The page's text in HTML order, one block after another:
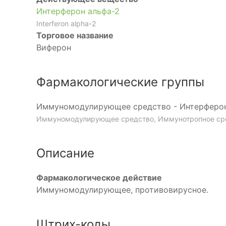
Интерферон альфа-2
Interferon alpha-2
Торговое название
Виферон
Фармакологические группы
Иммуномодулирующее средство -
Иммуномодулирующее средство, Иммунотропное
Описание
Фармакологическое действие
Иммуномодулирующее, противовирусное.